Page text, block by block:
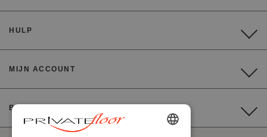
HULP
MIJN ACCOUNT
BETALING